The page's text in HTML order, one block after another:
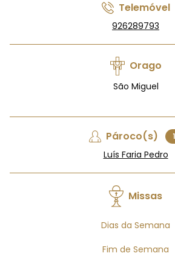
Telemóvel
926289793
Orago
São Miguel
Pároco(s) 1
Luís Faria Pedro
Missas
Dias da Semana
Fim de Semana